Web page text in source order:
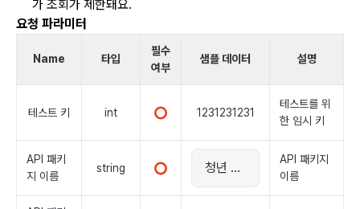
가 조회가 제한돼요.
요청 파라미터
Name 타입
필수
여부
샘플 데이터 설명
테스트 키 int 1231231231
테스트를 위
한 임시 키
API 패키
지 이름
string
API 패키지
이름